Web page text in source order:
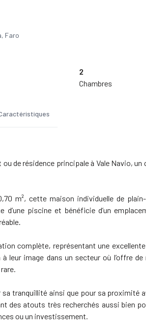
Faro
2
Chambres
de résidence principale à Vale Navio,
m², cette maison individuelle de
d’une piscine et bénéficie d’un
complète, représentant une
leur image dans un secteur où l’offre
tranquillité ainsi que pour sa proximité
des atouts très recherchés aussi bien
ou un investissement.